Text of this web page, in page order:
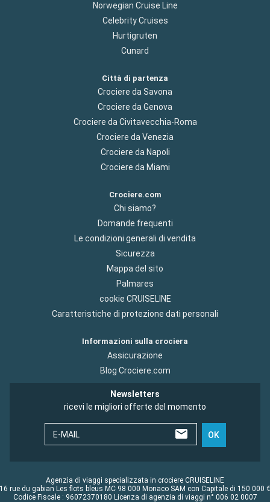
Norwegian Cruise Line
Celebrity Cruises
Hurtigruten
Cunard
Città di partenza
Crociere da Savona
Crociere da Genova
Crociere da Civitavecchia-Roma
Crociere da Venezia
Crociere da Napoli
Crociere da Miami
Crociere.com
Chi siamo?
Domande frequenti
Le condizioni generali di vendita
Sicurezza
Mappa del sito
Palmares
cookie CRUISELINE
Caratteristiche di protezione dati personali
Informazioni sulla crociera
Assicurazione
Blog Crociere.com
Newsletters
ricevi le migliori offerte del momento
E-MAIL OK
Agenzia di viaggi specializzata in crociere CRUISELINE
16 rue du gabian Les flots bleus MC 98 000 Monaco SAM con Capitale di 150 000 €
Codice Fiscale : 96072370180 Licenza di agenzia di viaggi n° 006 02 0007